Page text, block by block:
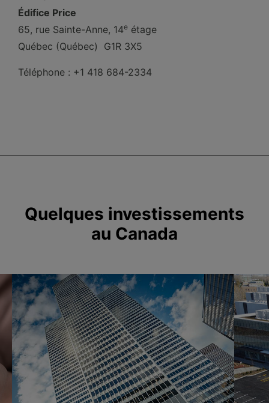
Édifice Price
65, rue Sainte-Anne, 14e étage
Québec (Québec) G1R 3X5
Téléphone : +1 418 684-2334
Quelques investissements
au Canada